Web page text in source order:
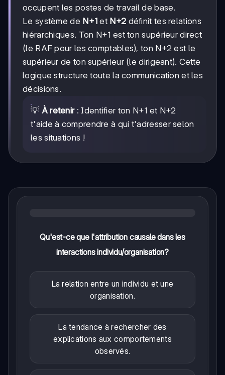
occupent les postes de travail de base.
Le système de N+1 et N+2 définit tes relations
hiérarchiques. Ton N+1 est ton supérieur direct
(le RAF pour les comptables), ton N+2 est le
supérieur de ton supérieur (le dirigeant). Cette
logique structure toute la communication et les
décisions.
💡 À retenir: Identifier ton N+1 et N+2
t'aide à comprendre à qui t'adresser selon
les situations !
Qu'est-ce que l'attribution causale dans les
interactions individu/organisation?
La relation entre un individu et une
organisation.
La tendance à rechercher des
explications aux comportements
observés.